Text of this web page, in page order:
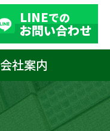
LINEでの
お問い合わせ
会社案内